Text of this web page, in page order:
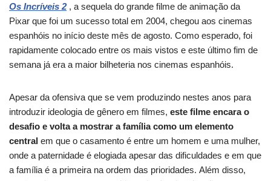
Os Incríveis 2, a sequela do grande filme de animação da
Pixar que foi um sucesso total em 2004, chegou aos cinemas
espanhóis no início deste mês de agosto. Como esperado, foi
rapidamente colocado entre os mais vistos e este último fim de
semana já era a maior bilheteria nos cinemas espanhóis.
Apesar da ofensiva que se vem produzindo nestes anos para
introduzir ideologia de gênero em filmes, este filme encara o
desafio e volta a mostrar a família como um elemento
central em que o casamento é entre um homem e uma mulher,
onde a paternidade é elogiada apesar das dificuldades e em que
a família é a primeira na ordem das prioridades. Além disso,